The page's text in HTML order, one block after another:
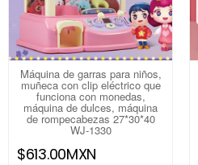
Máquina de garras para niños,
muñeca con clip eléctrico que
funciona con monedas,
máquina de dulces, máquina
de rompecabezas 27*30*40
WJ-1330
$613.00MXN